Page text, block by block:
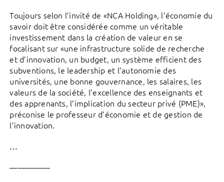
Toujours selon l’invité de «NCA Holding», l’économie du
savoir doit être considérée comme un véritable
investissement dans la création de valeur en se
focalisant sur «une infrastructure solide de recherche
et d’innovation, un budget, un système efficient des
subventions, le leadership et l’autonomie des
universités, une bonne gouvernance, les salaires, les
valeurs de la société, l’excellence des enseignants et
des apprenants, l’implication du secteur privé (PME)»,
préconise le professeur d’économie et de gestion de
l’innovation.
—————